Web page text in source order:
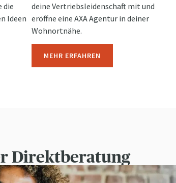
die
Ideen
deine Vertriebsleidenschaft mit und
eröffne eine AXA Agentur in deiner
Wohnortnähe.
MEHR ERFAHREN
Direktberatung